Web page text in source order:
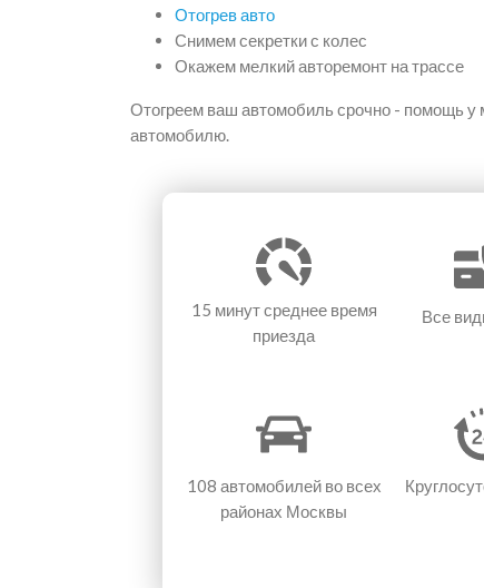
Отогрев авто
Снимем секретки с колес
Окажем мелкий авторемонт на трассе
Отогреем ваш автомобиль срочно - помощь
автомобилю.
15 минутсреднее время
приезда
Все
108 автомобилей во всех
районах Москвы